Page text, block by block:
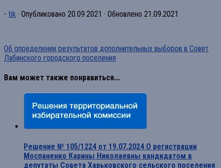
- tik · Опубликовано 20.09.2021 · Обновлено 21.09.2021
Об определении результатов дополнительных выборов в Совет
Лабинского городского поселения
Вам может также понравиться...
Решение № 105/1224 от 19.07.2024 О регистрации
Моспаненко Карины Николаевны кандидатом в
депутаты Совета Харьковского сельского поселения